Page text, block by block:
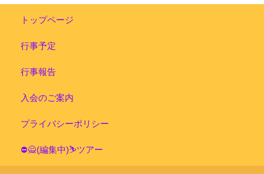
トップページ
行事予定
行事報告
入会のご案内
プライバシーポリシー
⛔🙅(編集中)⛷ツアー